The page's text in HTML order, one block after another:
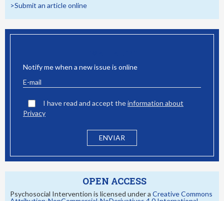
>Submit an article online
Notify me when a new issue is online
I have read and accept theinformation about
Privacy
OPEN ACCESS
Psychosocial Intervention is licensed under a Creative Commons